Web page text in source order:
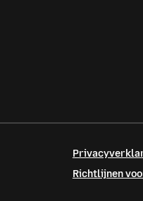
Richtlijnen